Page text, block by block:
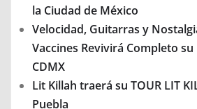
la Ciudad de México
Velocidad, Guitarras y
Vaccines Revivirá Completo
CDMX
Lit Killah traerá su TOUR LIT
Puebla